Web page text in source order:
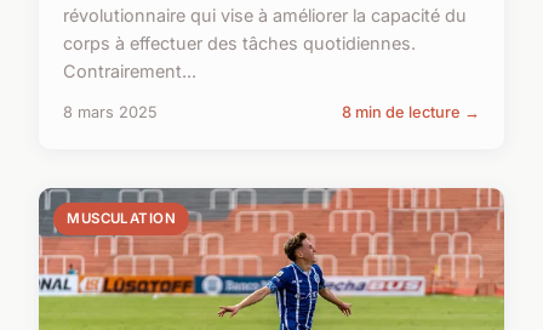
révolutionnaire qui vise à améliorer la capacité du
corps à effectuer des tâches quotidiennes.
Contrairement...
8 mars 2025 8 min de lecture →
MUSCULATION